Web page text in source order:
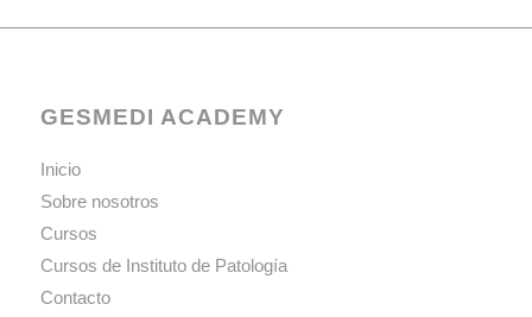
GESMEDI ACADEMY
Inicio
Sobre nosotros
Cursos
Cursos de Instituto de Patología
Contacto